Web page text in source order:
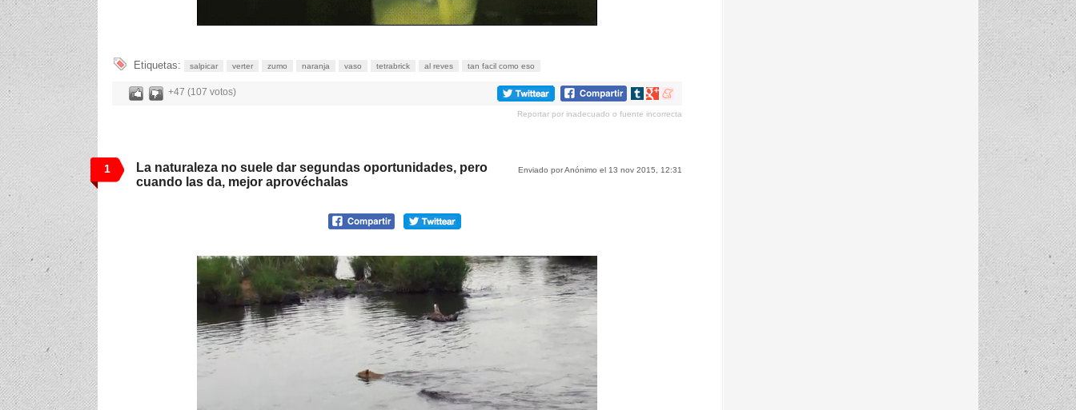
Etiquetas: salpicar verter zumo naranja vaso tetrabrick al reves tan facil como eso
+47 (107 votos)
Compartir
tumblr
Compartir
Google+
Compartir
meneame
Reportar por inadecuado o fuente incorrecta
1 Enviado por Anónimo el 13 nov 2015, 12:31
La naturaleza no suele dar segundas oportunidades, pero
cuando las da, mejor aprovéchalas